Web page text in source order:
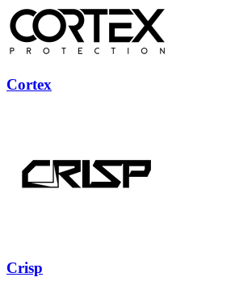
Cortex
Crisp